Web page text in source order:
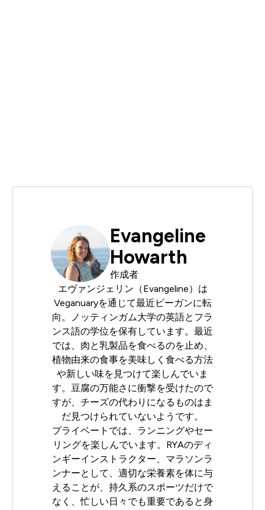
Evangeline
Howarth
作成者
エヴァンジェリン（Evangeline）は
Veganuaryを通じて最近ビーガンに転
向。ノッティンガム大学の英語とフラ
ンス語の学位を保有しています。最近
では、肉と乳製品を食べるのを止め、
植物由来の食事を美味しく食べる方法
や新しい味を見つけて楽しんでいま
す。豆腐の万能さに衝撃を受けたので
すが、チーズの代わりになるものはま
だ見つけられていないようです。
プライベートでは、ランニングやセー
リングを楽しんでいます。 RYAのディ
ンギーインストラクター、マラソンラ
ンナーとして、適切な栄養素を体に与
えることが、持久系のスポーツだけで
なく、忙しい日々でも重要であると身